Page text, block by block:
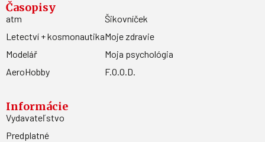
Časopisy
atm
Letectví + kosmonautika
Modelář
AeroHobby
Šikovníček
Moje zdravie
Moja psychológia
F.O.O.D.
Informácie
Vydavateľstvo
Predplatné